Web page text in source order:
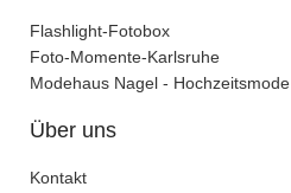
Flashlight-Fotobox
Foto-Momente-Karlsruhe
Modehaus Nagel - Hochzeitsmode
Über uns
Kontakt